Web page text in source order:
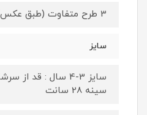
3 طرح متفاوت (طبق عکس)
سایز
سینه 28 سانت